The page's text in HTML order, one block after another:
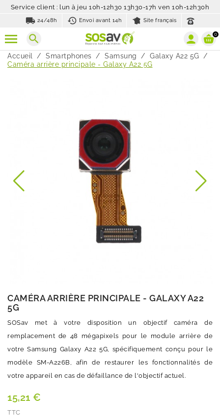
Service client : lun à jeu 10h-12h30 13h30-17h ven 10h-12h30h
local_shipping 24/48h history_toggle_off
Envoi avant 14h Site français
search 0
Accueil Smartphones Samsung
Galaxy A22 5G
Caméra arrière principale - Galaxy A22 5G
CAMÉRA ARRIÈRE PRINCIPALE - GALAXY A22
5G
SOSav met à votre disposition un objectif caméra de
remplacement de 48 mégapixels pour le module arrière de
votre Samsung Galaxy A22 5G, spécifiquement conçu pour le
modèle SM-A226B, afin de restaurer les fonctionnalités de
votre appareil en cas de défaillance de l'objectif actuel.
15,21 €
TTC